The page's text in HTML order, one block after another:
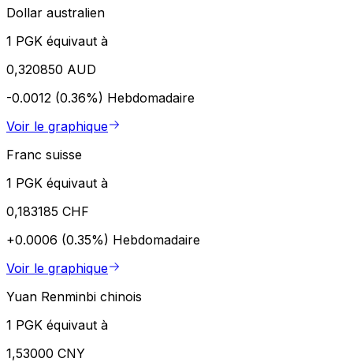
Dollar australien
1 PGK équivaut à
0,320850 AUD
-0.0012 (0.36%) Hebdomadaire
Voir le graphique
Franc suisse
1 PGK équivaut à
0,183185 CHF
+0.0006 (0.35%) Hebdomadaire
Voir le graphique
Yuan Renminbi chinois
1 PGK équivaut à
1,53000 CNY